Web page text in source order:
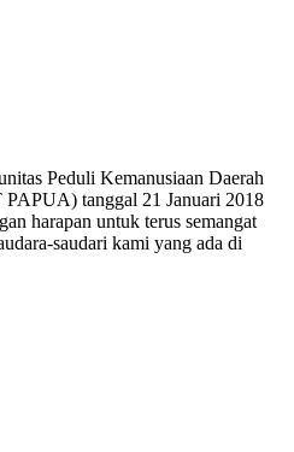
Peduli Kemanusiaan Daerah
tanggal 21 Januari 2018
harapan untuk terus semangat
saudari kami yang ada di